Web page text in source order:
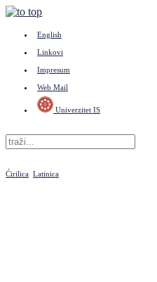
English
Linkovi
Impresum
Web Mail
Univerzitet IS
Ćirilica Latinica